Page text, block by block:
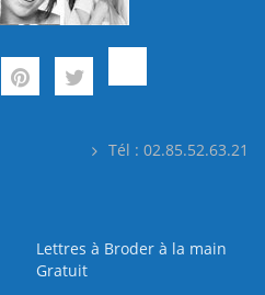
Tél : 02.85.52.63.21
Lettres à Broder à la main
Gratuit